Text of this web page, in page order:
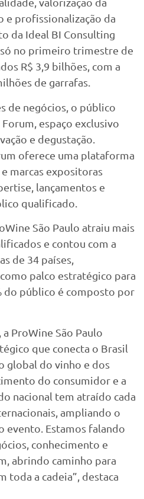
e profissionalização da
da Ideal BI Consulting
no primeiro trimestre de
R$ 3,9 bilhões, com a
de garrafas.
de negócios, o público
espaço exclusivo
e degustação.
oferece uma plataforma
marcas expositoras
lançamentos e
qualificado.
São Paulo atraiu mais
e contou com a
de 34 países,
palco estratégico para
do público é composto por
ProWine São Paulo
que conecta o Brasil
global do vinho e dos
do consumidor e a
nacional tem atraído cada
ampliando o
evento. Estamos falando
conhecimento e
abrindo caminho para
toda a cadeia”, destaca